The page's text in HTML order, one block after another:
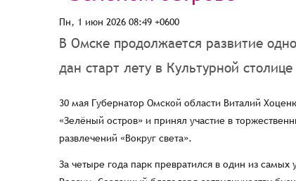
Пн, 1 июн 2026 08:49 +0600
В Омске продолжается развитие
дан старт лету в Культурной
30 мая Губернатор Омской области Виталий
«Зелёный остров» и принял участие в
развлечений «Вокруг света».
За четыре года парк превратился в один из